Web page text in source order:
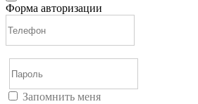
Форма авторизации
Запомнить меня